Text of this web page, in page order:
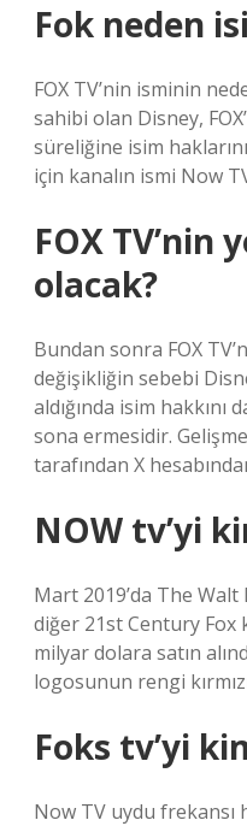
Fok neden
FOX TV’nin isminin
sahibi olan Disney,
süreliğine isim
için kanalın ismi Now
FOX TV’nin
olacak?
Bundan sonra FOX
değişikliğin sebebi
aldığında isim hakkını
sona ermesidir.
tarafından X
NOW tv’yi
Mart 2019’da The
diğer 21st Century Fox
milyar dolara satın
logosunun rengi
Foks tv’yi
Now TV uydu frekansı